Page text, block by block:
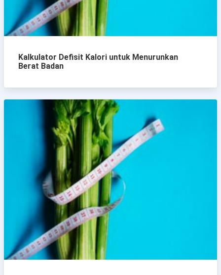
Kalkulator Defisit Kalori untuk Menurunkan
Berat Badan